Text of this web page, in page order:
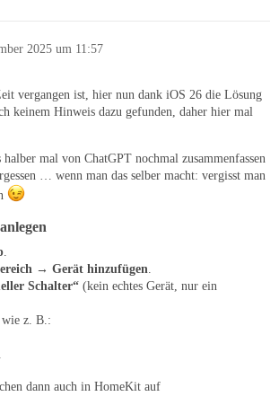
2025 um 11:57
vergangen ist, hier nun dank iOS 26 die Lösung
keinem Hinweis dazu gefunden, daher hier mal
halber mal von ChatGPT nochmal zusammenfassen
… wenn man das selber macht: vergisst man
→ Gerät hinzufügen
Schalter“ (kein echtes Gerät, nur ein
z. B.:
dann auch in HomeKit auf